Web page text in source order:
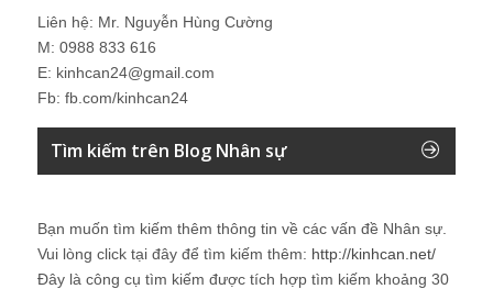
Liên hệ: Mr. Nguyễn Hùng Cường
M: 0988 833 616
E: kinhcan24@gmail.com
Fb: fb.com/kinhcan24
Tìm kiếm trên Blog Nhân sự
Bạn muốn tìm kiếm thêm thông tin về các vấn đề Nhân sự
Vui lòng click tại đây để tìm kiếm thêm: http://kinhcan.net/
Đây là công cụ tìm kiếm được tích hợp tìm kiếm khoảng 30